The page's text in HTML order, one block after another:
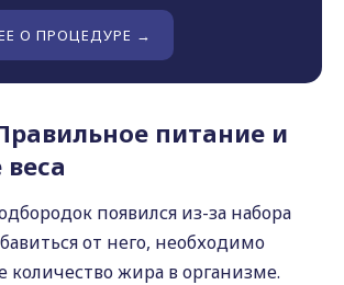
О ПРОЦЕДУРЕ →
питание и
появился из-за набора
от него, необходимо
количество жира в организме.